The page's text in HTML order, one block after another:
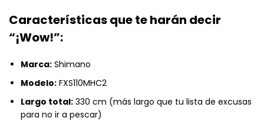
Características que te harán decir
“¡Wow!”:
Marca: Shimano
Modelo: FXS110MHC2
Largo total: 330 cm (más largo que tu lista de excusas
para no ir a pescar)